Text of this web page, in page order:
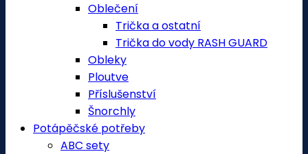
Oblečení
Trička a ostatní
Trička do vody RASH GUARD
Obleky
Ploutve
Příslušenství
Šnorchly
Potápěčské potřeby
ABC sety